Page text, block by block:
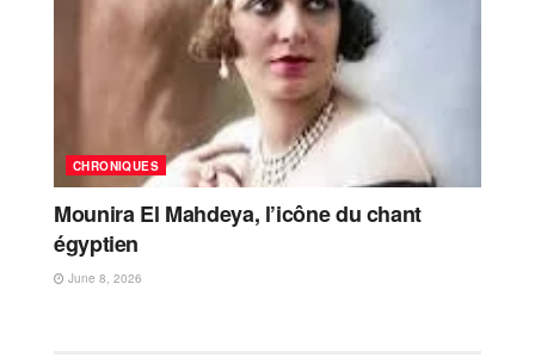
CHRONIQUES
Mounira El Mahdeya, l’icône du chant
égyptien
June 8, 2026